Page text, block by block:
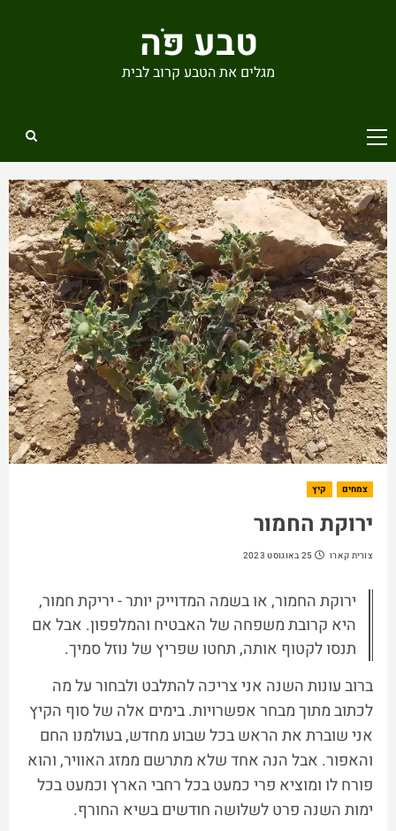
טבע פֹּה
מגלים את הטבע קרוב לבית
Primary
Menu
צמחים קיץ
ירוקת החמור
צורית קארו 25 באוגוסט 2023
ירוקת החמור, או בשמה המדוייק יותר - יריקת חמור,
היא קרובת משפחה של האבטיח והמלפפון. אבל אם
תנסו לקטוף אותה, תחטו שפריץ של נוזל סמיך.
ברוב עונות השנה אני צריכה להתלבט ולבחור על מה
לכתוב מתוך מבחר אפשרויות. בימים אלה של סוף הקיץ
אני שוברת את הראש בכל שבוע מחדש, בעולמנו החם
והאפור. אבל הנה אחד שלא מתרשם ממזג האוויר, והוא
פורח לו ומוציא פרי כמעט בכל רחבי הארץ וכמעט בכל
ימות השנה פרט לשלושה חודשים בשיא החורף.